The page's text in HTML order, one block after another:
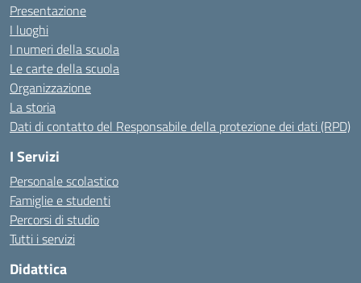
Presentazione
I luoghi
I numeri della scuola
Le carte della scuola
Organizzazione
La storia
Dati di contatto del Responsabile della protezione dei dati (RPD)
I Servizi
Personale scolastico
Famiglie e studenti
Percorsi di studio
Tutti i servizi
Didattica